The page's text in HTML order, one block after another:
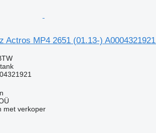
Actros MP4 2651 (01.13-)
met verkoper